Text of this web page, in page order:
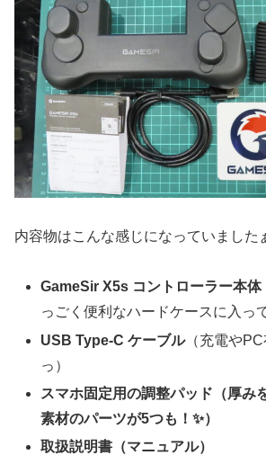
内容物はこんな感じになっていました
GameSir X5s コントローラー本体
っごく便利なハードケースに入っ
USB Type-C ケーブル（充電やPC
っ）
スマホ固定用の調整パッド（厚み
素材のパーツが5つも！✨）
取扱説明書（マニュアル）